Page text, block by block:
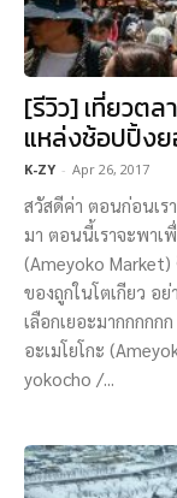
[รีวิว] เที่ยวตล
แหล่งช้อปปิ้งย
K-ZY - Apr 26, 2017
สวัสดีค่า ตอนก่อนเร
มา ตอนนี้เราจะพาเ
(Ameyoko Market)
ของถูกในโตเกียว อ
เลือกเยอะมากกกกก
อะเมโยโกะ
yokocho /...